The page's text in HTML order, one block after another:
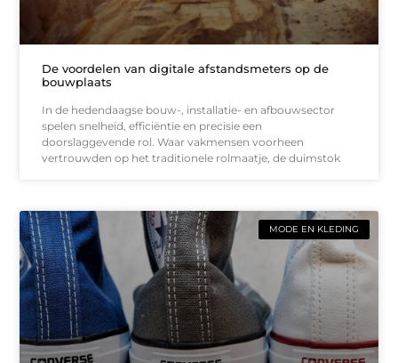
De voordelen van digitale afstandsmeters op de
bouwplaats
In de hedendaagse bouw-, installatie- en afbouwsector
spelen snelheid, efficiëntie en precisie een
doorslaggevende rol. Waar vakmensen voorheen
vertrouwden op het traditionele rolmaatje, de duimstok
MODE EN KLEDING